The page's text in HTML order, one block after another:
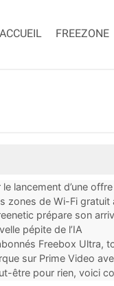
ACCUEIL FREEZONE
lancement d’une
zones de Wi-Fi gratuit
prépare son
pépite de l’IA
Freebox Ultra,
sur Prime Video
être pour rien, voici